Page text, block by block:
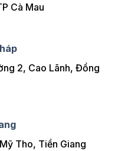
Cà Mau
2, Cao Lãnh, Đồng
Tho, Tiền Giang